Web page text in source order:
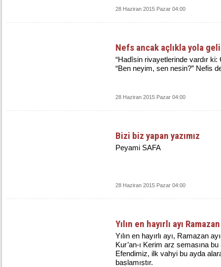
28 Haziran 2015 Pazar 04:00
Nefs ancak açlıkla yola
“Hadîsin rivayetlerinde vardır
“Ben neyim, sen nesin?” Nefis
28 Haziran 2015 Pazar 04:00
Bizi biz yapan yazımız
Peyami SAFA
28 Haziran 2015 Pazar 04:00
Yılın en hayırlı ayı
Yılın en hayırlı ayı, Ramazan
Kur’an-ı Kerim arz semasına
Efendimiz, ilk vahyi bu ayda
başlamıştır.